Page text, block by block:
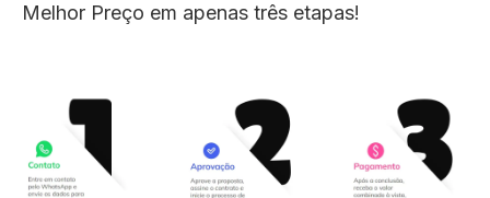
Melhor Preço em apenas três etapas!